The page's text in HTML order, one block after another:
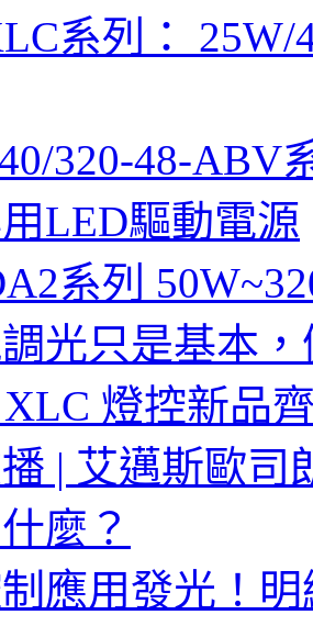
系列： 25W/
320-48-ABV
LED驅動電源
系列
調光只是基本
燈控新品
| 艾邁斯歐司
麼？
應用發光！